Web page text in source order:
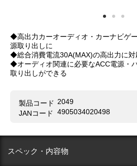
◆高出力カーオーディオ・カーナビゲ
源取り出しに
◆総合消費電流30A(MAX)の高出力に対
◆オーディオ関連に必要なACC電源・
取り出しができる
製品コード 2049
JANコード
4905034020498
スペック・内容物